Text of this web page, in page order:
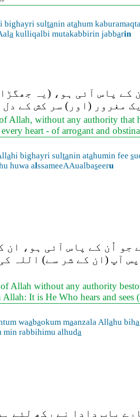
bighayri sultanin atahum
a kulliqalbi mutakabbirin jabbarin
پاس آئی ہو، (یہ
مغرور (اور) سر کش کے
Allah, without any authority
heart - of arrogant and
ahi bighayri sultanin atahumin fee s
huwa alssameeAAualbaseeru
اُن کے پاس آئی ہو، ان
آپ (ان کے شر سے) اللہ
Allah without any authority
It is He Who hears and sees
waabaokum maanzala Allahu biha
min rabbihimu alhuda
باپ دادا نے رکھ لئے